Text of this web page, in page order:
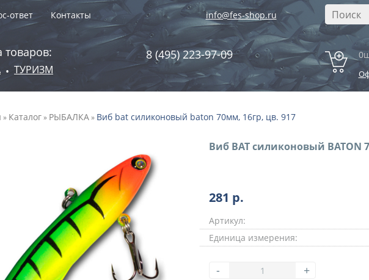
ответ Контакты info@fes-shop.ru
товаров:
• ТУРИЗМ
8 (495) 223-97-09
» Каталог» РЫБАЛКА» Виб bat силиконовый baton 70мм, 16гр, цв. 917
Виб BAT силиконовый BATON
281 р.
Артикул:
Единица измерения:
- +